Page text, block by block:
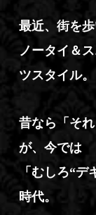
最近、街を
ノータイ＆
ツスタイル。
昔なら「そ
が、今では
「むしろ“
時代。